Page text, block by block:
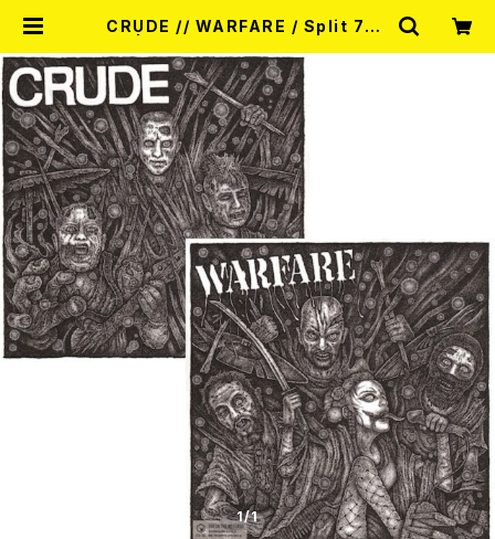
CRUDE // WARFARE / Split 7EP
1/1